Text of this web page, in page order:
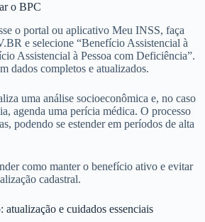
o BPC
o portal ou aplicativo Meu INSS, faça
e selecione “Benefício Assistencial à
Assistencial à Pessoa com Deficiência”.
dados completos e atualizados.
uma análise socioeconômica e, no caso
agenda uma perícia médica. O processo
podendo se estender em períodos de alta
como manter o benefício ativo e evitar
cadastral.
e cuidados essenciais